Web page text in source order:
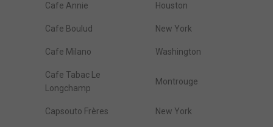
Cafe Annie Houston
Cafe Boulud New York
Cafe Milano Washington
Cafe Tabac Le
Longchamp
Montrouge
Capsouto Frères New York